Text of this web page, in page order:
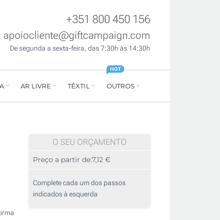
+351 800 450 156
apoiocliente@giftcampaign.com
De segunda a sexta-feira, das 7:30h às 14:30h
AR LIVRE TÊXTIL OUTROS
HOT
O SEU ORÇAMENTO
Preço a partir de:7,12 €
Complete cada um dos passos
indicados à esquerda